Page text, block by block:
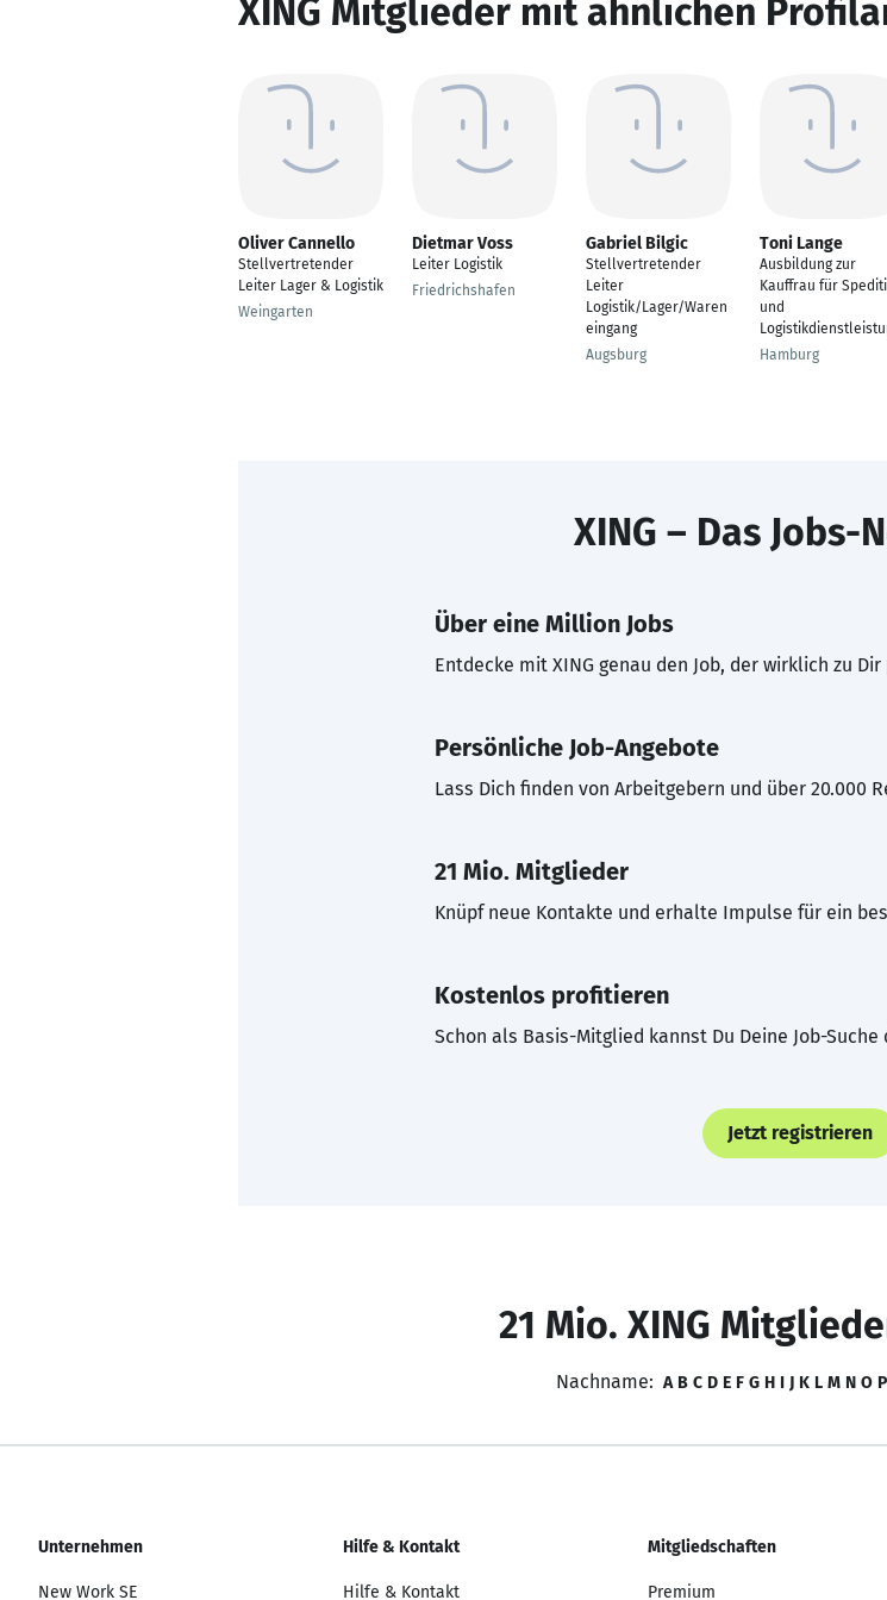
XING Mitglieder mit ähnlichen
Oliver Cannello
Stellvertretender
Leiter Lager & Logistik
Weingarten
Dietmar Voss
Leiter Logistik
Friedrichshafen
Gabriel Bilgic
Stellvertretender
Leiter
Logistik/Lager/Waren
eingang
Augsburg
Toni Lange
Ausbildung zur
Kauffrau für
und
Hamburg
XING – Das Jobs-
Über eine Million Jobs
Entdecke mit XING genau den Job, der wirklich zu Dir
Persönliche Job-Angebote
Lass Dich finden von Arbeitgebern und über 20.000
21 Mio. Mitglieder
Knüpf neue Kontakte und erhalte Impulse für ein
Kostenlos profitieren
Schon als Basis-Mitglied kannst Du Deine Job-
Jetzt registrieren
21 Mio. XING
Nachname: A B C D E F G H I J K L M N O P
Unternehmen
New Work SE
Hilfe & Kontakt
Hilfe & Kontakt
Mitgliedschaften
Premium